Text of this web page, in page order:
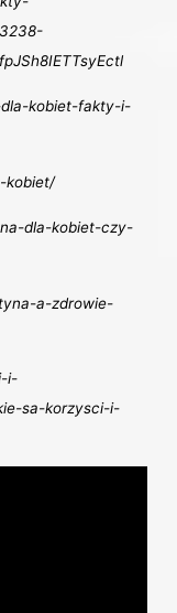
kobiet-fakty-i-
kobiet/
dla-kobiet-czy-
a-zdrowie-
i-
sa-korzysci-i-